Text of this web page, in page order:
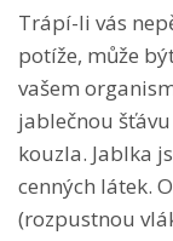
Trápí-li vás
potíže, může
vašem
jablečnou
kouzla. Jablka
cenných látek.
(rozpustnou